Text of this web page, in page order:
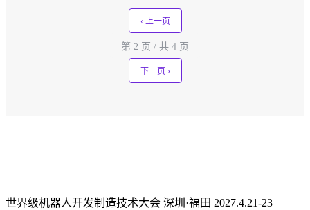
‹ 上一页
第 2 页 / 共 4 页
下一页 ›
世界级机器人开发制造技术大会 深圳·福田 2027.4.21-23